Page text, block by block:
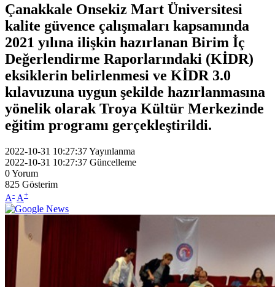
Çanakkale Onsekiz Mart Üniversitesi
kalite güvence çalışmaları kapsamında
2021 yılına ilişkin hazırlanan Birim İç
Değerlendirme Raporlarındaki (KİDR)
eksiklerin belirlenmesi ve KİDR 3.0
kılavuzuna uygun şekilde hazırlanmasına
yönelik olarak Troya Kültür Merkezinde
eğitim programı gerçekleştirildi.
2022-10-31 10:27:37Yayınlanma
2022-10-31 10:27:37 Güncelleme
0Yorum
825 Gösterim
A- A+